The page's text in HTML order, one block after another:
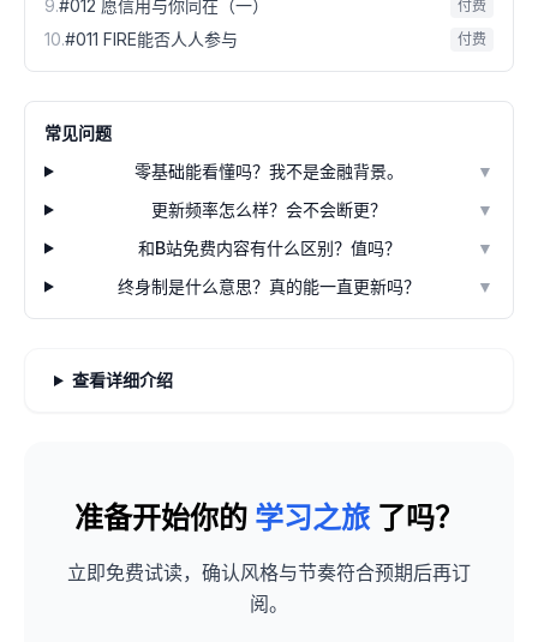
9.#012 愿信用与你同在（一） 付费
10.#011 FIRE能否人人参与 付费
常见问题
零基础能看懂吗？我不是金融背景。
▼
更新频率怎么样？会不会断更？
▼
和B站免费内容有什么区别？值吗？
▼
终身制是什么意思？真的能一直更新吗？
▼
查看详细介绍
准备开始你的 学习之旅 了吗？
立即免费试读，确认风格与节奏符合预期后再订
阅。